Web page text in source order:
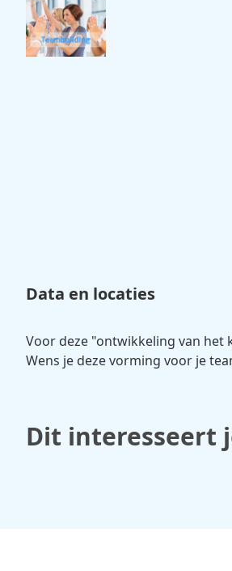
Data en locaties
Voor deze "ontwikkeling van het
Wens je deze vorming voor je
Dit interesseert